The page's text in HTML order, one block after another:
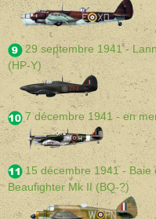
29 septembre 1941 -
(HP-Y)
7 décembre 1941 - en
15 décembre 1941 -
Beaufighter Mk II (BQ-?)